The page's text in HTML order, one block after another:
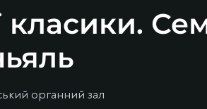
класики.
органний зал